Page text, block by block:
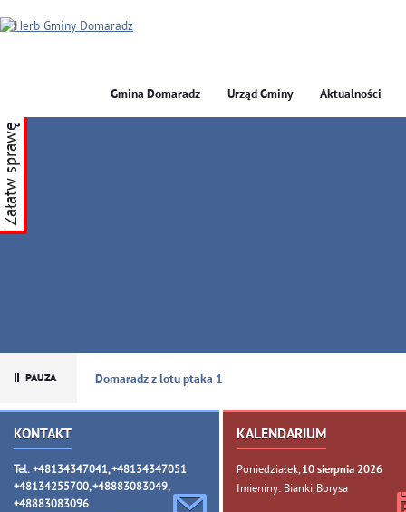
GMINA DOMARADZ
Gmina Domaradz Urząd Gminy Aktualności
Domaradz z lotu ptaka 1
KONTAKT
Tel. +48134347041, +48134347051
+48134255700, +48883083049,
+48883083096
KALENDARIUM
Poniedziałek, 10sierpnia 2026
Imieniny: Bianki, Borysa
Załatw sprawę